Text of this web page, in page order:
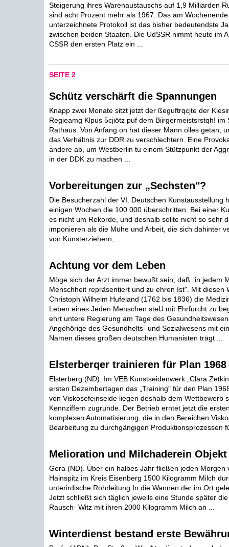
Steigerung ihres Warenaustauschs auf 1,9 Milliarden
sind acht Prozent mehr als 1967. Das am
unterzeichnete Protokoll ist das bisher bedeutendste
zwischen beiden Staaten. Die UdSSR nimmt heute im
CSSR den ersten Platz ein ...
SEITE 2
Schütz verschärft die Spannungen
Knapp zwei Monate sitzt jetzt der ßeguftrqcjte der
Regieamg Klpus 5cjiötz puf dem Biirgermeistsrstqh! im
Rathaus. Von Anfang on hat dieser Mann olles getan,
das Verhältnis zur DDR zu verschlechtern. Eine
andere ab, um Westberlin tu einem Stützpunkt der
in der DDK zu machen ...
Vorbereitungen zur „Sechsten"?
Die Besucherzahl der VI. Deutschen Kunstausstellung
einigen Wochen die 100 000 überschritten. Bei einer
es nicht um Rekorde, und deshalb sollte nicht so sehr
imponieren als die Mühe und Arbeit, die sich dahinter
von Kunsterziehern, ...
Achtung vor dem Leben
Möge sich der Arzt immer bewußt sein, daß „in jedem
Menschheit repräsentiert und zu ehren Ist". Mit diesen
Christoph Wilhelm Hufeiand (1762 bis 1836) die
Leben eines Jeden Menschen steU mit Ehrfurcht zu
ehrt untere Regierung am Tage des
Angehörige des Gesundhelts- und Sozialwesens mit
Namen dieses großen deutschen Humanisten trägt ...
Elsterberqer trainieren für Plan 1968
Elsterberg (ND). Im VEB Kunstseidenwerk „Clara
ersten Dezembertagen das „Training" für den Plan
von Viskosefeinseide liegen deshalb dem Wettbewerb
Kennziffern zugrunde. Der Betrieb erntet jetzt die
komplexen Automatisierung, die in den Bereichen
Bearbeitung zu durchgängigen Produktionsprozessen
Melioration und Milchaderein Objekt
Gera (ND). Über ein halbes Jahr fließen jeden Morgen
Hainspitz im Kreis Eisenberg 1500 Kilogramm Milch
unterirdische Rohrleitung In die Wannen der im Ort
Jetzt schließt sich täglich jeweils eine Stunde später
Rausch- Witz mit ihren 2000 Kilogramm Milch an ...
Winterdienst bestand erste